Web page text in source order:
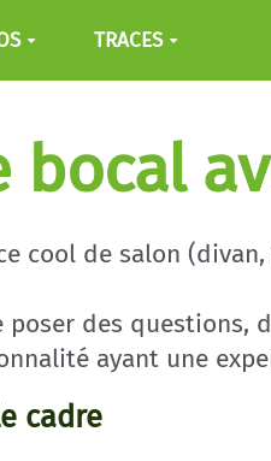
TRACES
bocal
cool de salon
poser des questions,
ayant une
cadre